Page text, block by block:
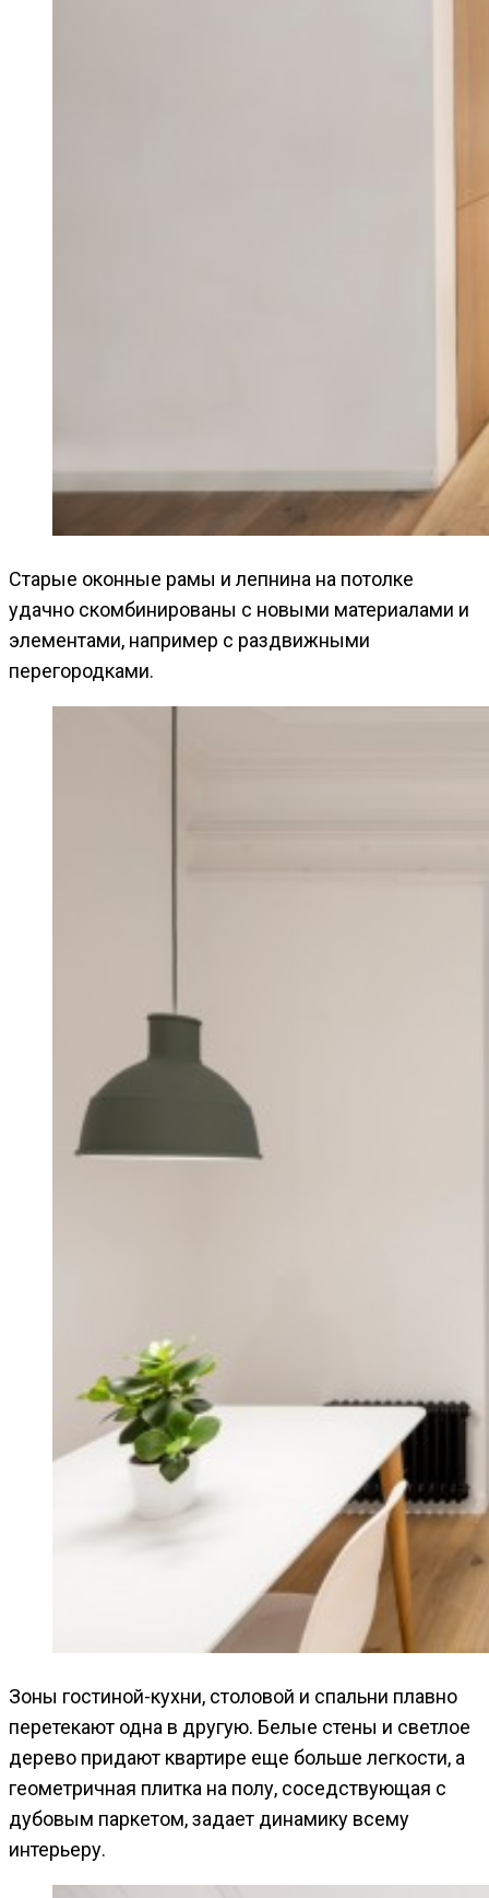
Старые оконные рамы и лепнина на потолке
удачно скомбинированы с новыми материалами и
элементами, например с раздвижными
перегородками.
Зоны гостиной-кухни, столовой и спальни плавно
перетекают одна в другую. Белые стены и светлое
дерево придают квартире еще больше легкости, а
геометричная плитка на полу, соседствующая с
дубовым паркетом, задает динамику всему
интерьеру.